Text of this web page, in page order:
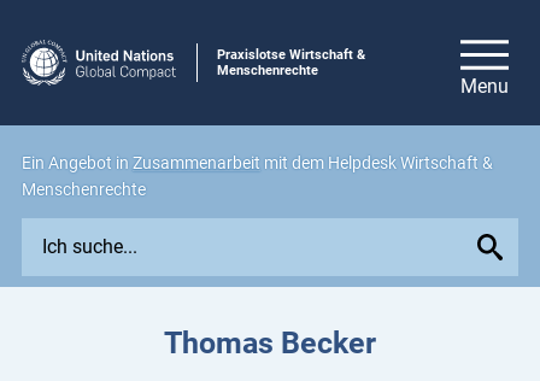
Praxislotse Wirtschaft &
Menschenrechte
Ein Angebot in Zusammenarbeit mit dem Helpdesk Wirtschaft &
Menschenrechte
p
Thomas Becker